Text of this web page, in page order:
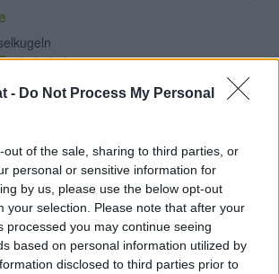
- Do Not Process My Personal
out of the sale, sharing to third parties, or
personal or sensitive information for
by us, please use the below opt-out
your selection. Please note that after your
processed you may continue seeing
based on personal information utilized by
disclosed to third parties prior to
Country-Dessert